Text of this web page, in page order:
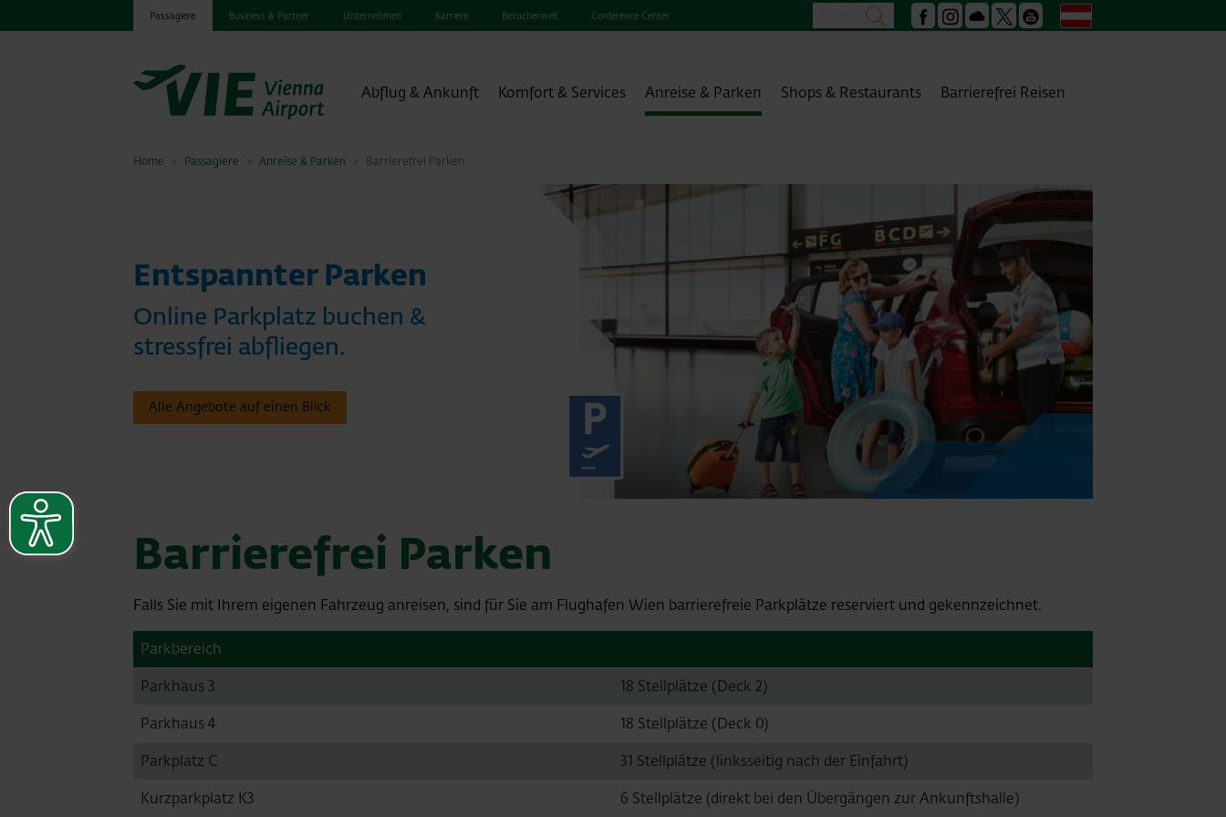
Passagiere Business & Partner Unternehmen Karriere Besucherwelt Conference Center suchen Facebook
Instagram
Podcast YoutubeDeutsch
Abflug & Ankunft Komfort & Services Anreise & Parken Shops & Restaurants Barrierefrei Reisen
Home Passagiere Anreise & Parken Barrierefrei Parken
Entspannter Parken
Online Parkplatz buchen &
stressfrei abfliegen.
Alle Angebote auf einen Blick
Barrierefrei Parken
Falls Sie mit Ihrem eigenen Fahrzeug anreisen, sind für Sie am Flughafen Wien barrierefreie Parkplätze reserviert und gekennzeichnet.
Parkbereich
Parkhaus 3
18 Stellplätze (Deck 2)
Parkhaus 4
18 Stellplätze (Deck 0)
Parkplatz C
31 Stellplätze (linksseitig nach der Einfahrt)
Kurzparkplatz K3
6 Stellplätze (direkt bei den Übergängen zur Ankunftshalle)